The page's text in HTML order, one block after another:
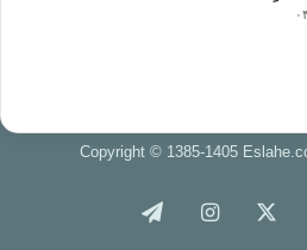
Copyright © 1385-1405
فیس اینستاگرام